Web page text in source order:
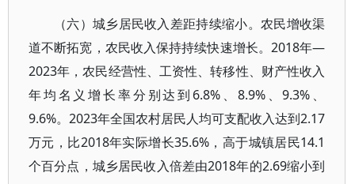
（六）城乡居民收入差距持续缩小。农民增收渠
道不断拓宽，农民收入保持持续快速增长。2018年—
2023年，农民经营性、工资性、转移性、财产性收入
年均名义增长率分别达到6.8%、8.9%、9.3%、
9.6%。2023年全国农村居民人均可支配收入达到2.17
万元，比2018年实际增长35.6%，高于城镇居民14.1
个百分点，城乡居民收入倍差由2018年的2.69缩小到